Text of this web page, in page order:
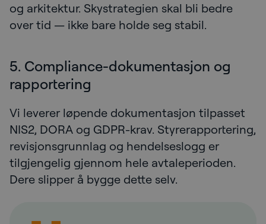
og arkitektur. Skystrategien skal bli bedre
over tid — ikke bare holde seg stabil.
5. Compliance-dokumentasjon og
rapportering
Vi leverer løpende dokumentasjon tilpasset
NIS2, DORA og GDPR-krav. Styrerapportering,
revisjonsgrunnlag og hendelseslogg er
tilgjengelig gjennom hele avtaleperioden.
Dere slipper å bygge dette selv.